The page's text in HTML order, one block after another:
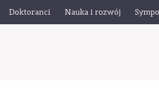
Doktoranci Nauka i rozwój